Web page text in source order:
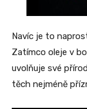
Navíc je to
Zatímco oleje v
uvolňuje své
těch nejméně